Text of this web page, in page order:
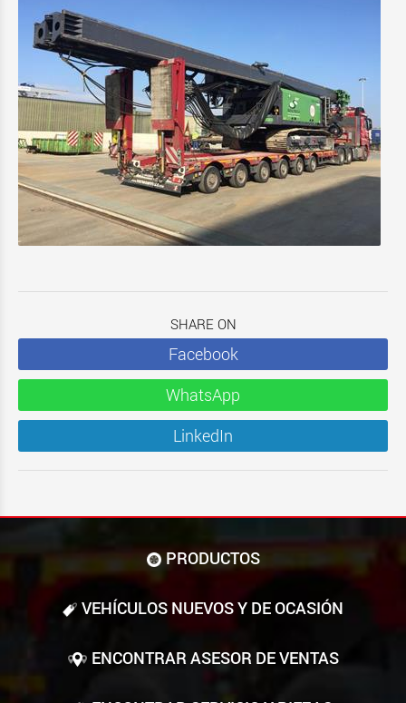
SHARE ON
Facebook
WhatsApp
LinkedIn
PRODUCTOS
VEHÍCULOS NUEVOS Y DE OCASIÓN
ENCONTRAR ASESOR DE VENTAS